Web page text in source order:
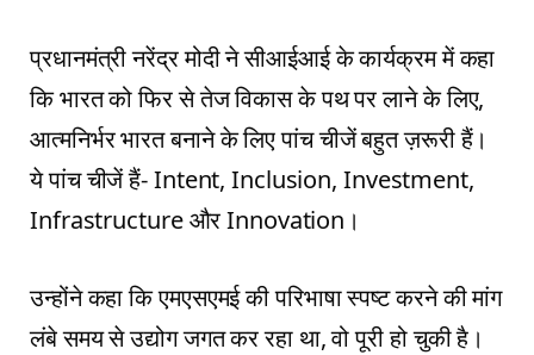
प्रधानमंत्री नरेंद्र मोदी ने सीआईआई के कार्यक्रम में कहा
कि भारत को फिर से तेज विकास के पथ पर लाने के लिए,
आत्मनिर्भर भारत बनाने के लिए पांच चीजें बहुत ज़रूरी हैं।
ये पांच चीजें हैं- Intent, Inclusion, Investment,
Infrastructure और Innovation।
उन्होंने कहा कि एमएसएमई की परिभाषा स्पष्ट करने की मांग
लंबे समय से उद्योग जगत कर रहा था, वो पूरी हो चुकी है।